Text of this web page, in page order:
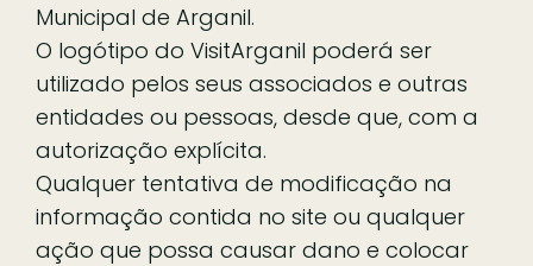
Municipal de Arganil.
O logótipo do VisitArganil poderá ser
utilizado pelos seus associados e outras
entidades ou pessoas, desde que, com a
autorização explícita.
Qualquer tentativa de modificação na
informação contida no site ou qualquer
ação que possa causar dano e colocar